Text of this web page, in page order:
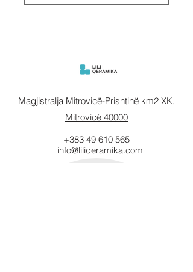
Magjistralja Mitrovicë-Prishtinë km2 XK,
Mitrovicë 40000
info@liliqeramika.com
+383 49 610 565